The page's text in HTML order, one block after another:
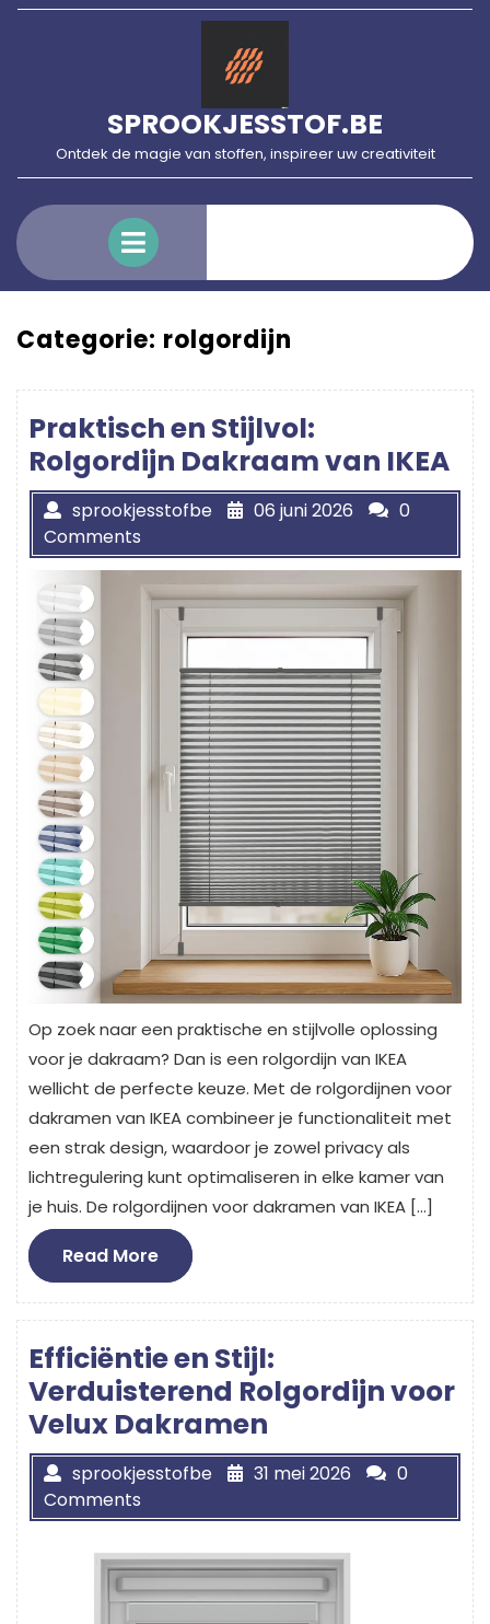
Skip
SPROOKJESSTOF.BE
Ontdek de magie van stoffen, inspireer uw creativiteit
Menu
Categorie: rolgordijn
Praktisch en Stijlvol:
Rolgordijn Dakraam van IKEA
sprookjesstofbe 06 juni 2026
0
Comments
Op zoek naar een praktische en stijlvolle oplossing
voor je dakraam? Dan is een rolgordijn van IKEA
wellicht de perfecte keuze. Met de rolgordijnen voor
dakramen van IKEA combineer je functionaliteit met
een strak design, waardoor je zowel privacy als
lichtregulering kunt optimaliseren in elke kamer van
je huis. De rolgordijnen voor dakramen van IKEA […]
Read MoreRead
More
Efficiëntie en Stijl:
Verduisterend Rolgordijn voor
Velux Dakramen
sprookjesstofbe 31 mei 2026
0
Comments